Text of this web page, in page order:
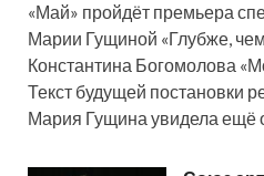
«Май» пройдёт премьера
Марии Гущиной «Глубже, чем
Константина Богомолова
Текст будущей постановки
Мария Гущина увидела ещё